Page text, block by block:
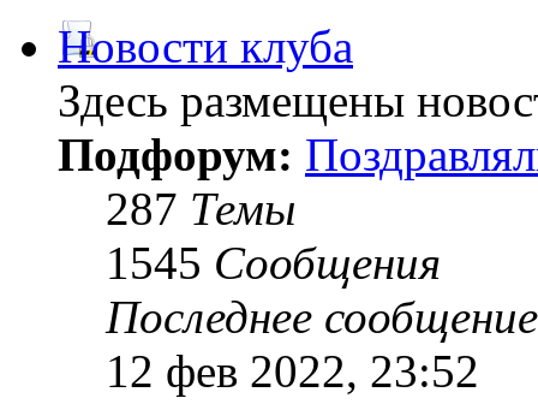
Новости клуба
Здесь размещены
Подфорум:
287 Темы
1545 Сообщения
Последнее сообщение
12 фев 2022, 23:52